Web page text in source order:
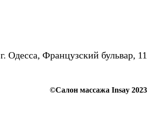
г. Одесса, Французский бульвар, 11
©Салон массажа Insay 2023